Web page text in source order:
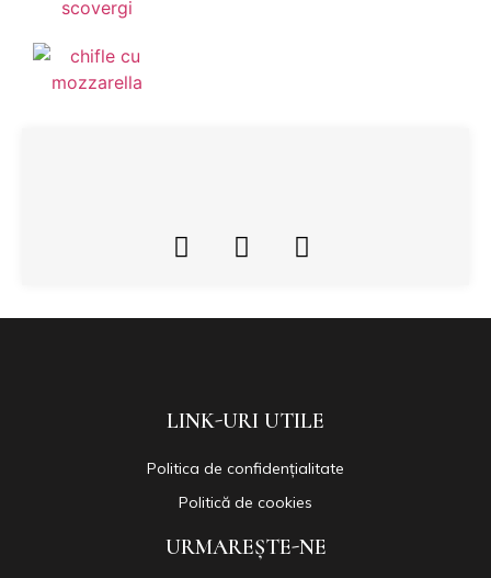
LINK-URI UTILE
Politica de confidențialitate
Politică de cookies
URMAREȘTE-NE